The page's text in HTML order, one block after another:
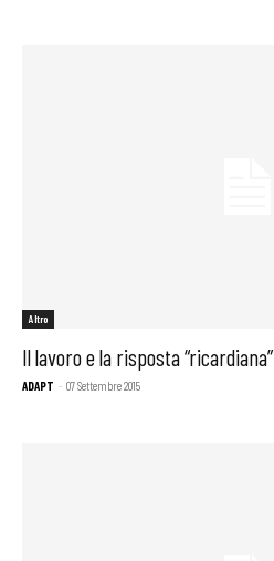
Altro
Il lavoro e la risposta “ricardiana”
ADAPT - 07 Settembre 2015